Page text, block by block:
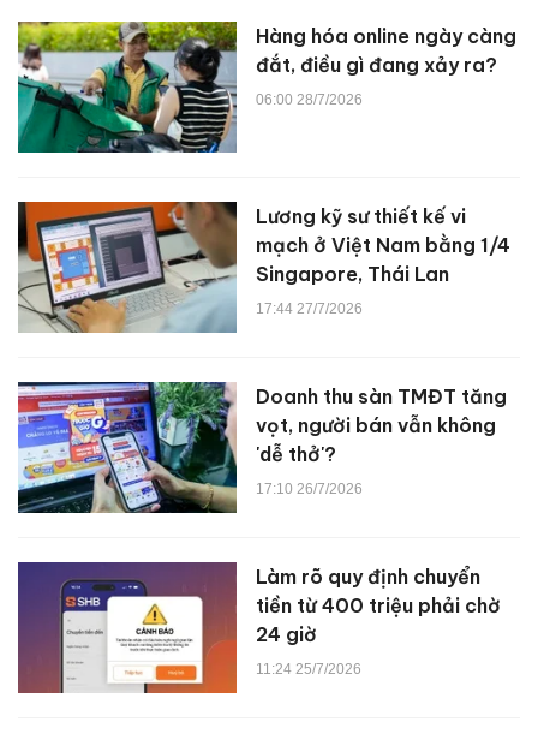
Hàng hóa online ngày càng
đắt, điều gì đang xảy ra?
06:00 28/7/2026
Lương kỹ sư thiết kế vi
mạch ở Việt Nam bằng 1/4
Singapore, Thái Lan
17:44 27/7/2026
Doanh thu sàn TMĐT tăng
vọt, người bán vẫn không
'dễ thở'?
17:10 26/7/2026
Làm rõ quy định chuyển
tiền từ 400 triệu phải chờ
24 giờ
11:24 25/7/2026